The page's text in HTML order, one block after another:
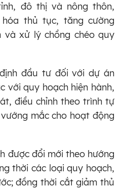
đô thị và nông thôn,
thủ tục, tăng cường
và xử lý chồng chéo quy
đầu tư đối với dự án
với quy hoạch hiện hành,
điều chỉnh theo trình tự
mắc cho hoạt động
được đổi mới theo hướng
thời các loại quy hoạch,
đồng thời cắt giảm thủ